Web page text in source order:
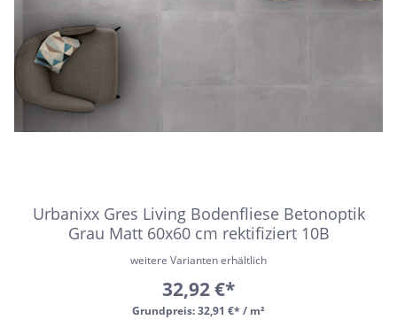
Urbanixx Gres Living Bodenfliese Betonoptik
Grau Matt 60x60 cm rektifiziert 10B
Grundpreis:32,91 €* / m²
weitere Varianten erhältlich
32,92 €*